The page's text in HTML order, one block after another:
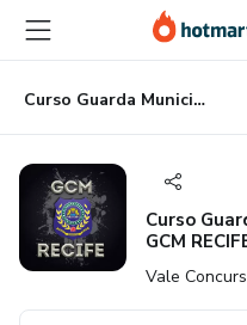
para
conteúdo
principal
para
pagamento
para
rodapé
Curso Guarda Municipal de Recife/PE - GCM RECIFE/PE
Curso
GCM
Vale